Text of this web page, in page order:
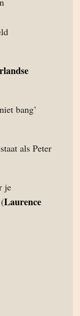
bang’
als Peter
je
Laurence